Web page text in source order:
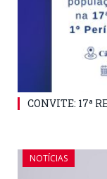
CONVITE: 17ª
NOTÍCIAS